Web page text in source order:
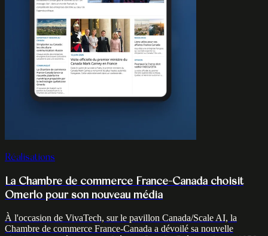
Réalisations
La Chambre de commerce France-Canada choisit
Omerlo pour son nouveau média
À l'occasion de VivaTech, sur le pavillon Canada/Scale AI, la
Chambre de commerce France-Canada a dévoilé sa nouvelle